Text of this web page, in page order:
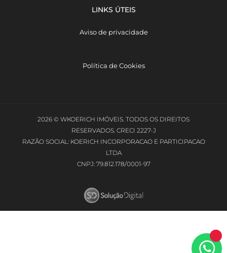
LINKS ÚTEIS
Aviso de privacidade
Política de Cookies
2026 © WKOERICH IMÓVEIS. TODOS OS DIREITOS
RESERVADOS. CRECI 2227-J
RAZÃO SOCIAL: KOERICH INCORPORACAO E PARTICIPACAO
LTDA
CNPJ: 79.812.178/0001-97